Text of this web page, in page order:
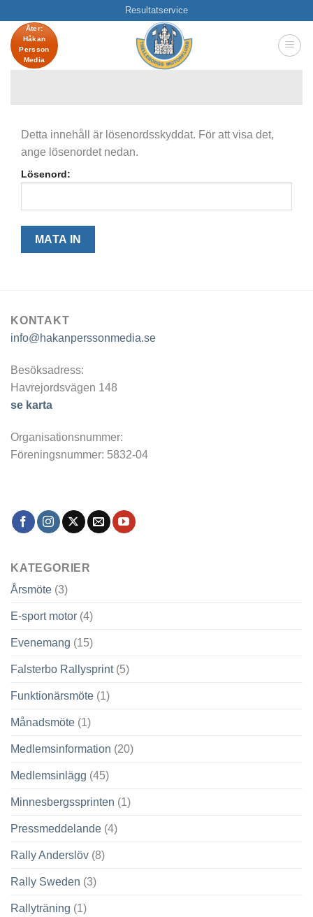
content
Resultatservice
Åter:
Håkan
Persson
Media
Detta innehåll är lösenordsskyddat. För att visa det,
ange lösenordet nedan.
Lösenord:
KONTAKT
info@hakanperssonmedia.se
Besöksadress:
Havrejordsvägen 148
se karta
Organisationsnummer:
Föreningsnummer: 5832-04
KATEGORIER
Årsmöte (3)
E-sport motor (4)
Evenemang (15)
Falsterbo Rallysprint(5)
Funktionärsmöte (1)
Månadsmöte (1)
Medlemsinformation (20)
Medlemsinlägg (45)
Minnesbergssprinten (1)
Pressmeddelande (4)
Rally Anderslöv (8)
Rally Sweden (3)
Rallyträning (1)